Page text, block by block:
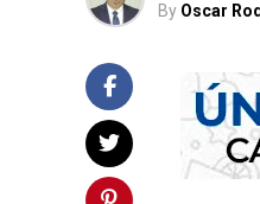
By Oscar